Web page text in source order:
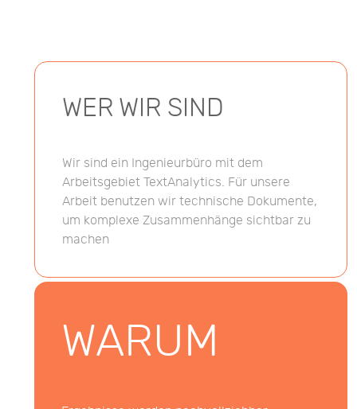
WER WIR SIND
Wir sind ein Ingenieurbüro mit dem
Arbeitsgebiet TextAnalytics. Für unsere
Arbeit benutzen wir technische Dokumente,
um komplexe Zusammenhänge sichtbar zu
machen
WARUM